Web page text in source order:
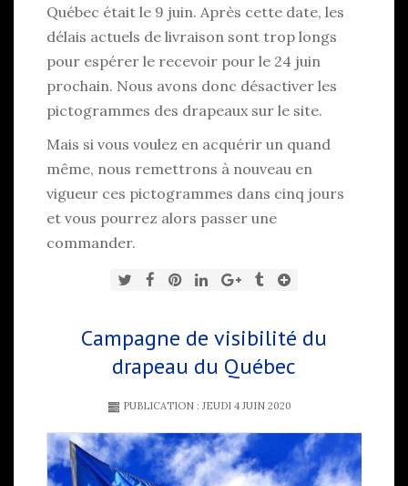
Québec était le 9 juin. Après cette date, les
délais actuels de livraison sont trop longs
pour espérer le recevoir pour le 24 juin
prochain. Nous avons donc désactiver les
pictogrammes des drapeaux sur le site.
Mais si vous voulez en acquérir un quand
même, nous remettrons à nouveau en
vigueur ces pictogrammes dans cinq jours
et vous pourrez alors passer une
commander.
Campagne de visibilité du
drapeau du Québec
PUBLICATION : JEUDI 4 JUIN 2020